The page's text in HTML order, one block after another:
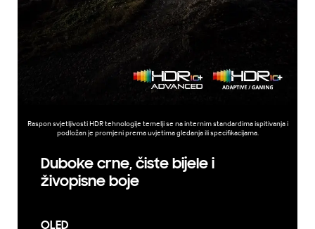
Raspon svjetljivosti HDR tehnologije temelji se na internim standardima ispitivanja i
podložan je promjeni prema uvjetima gledanja ili specifikacijama.
Duboke crne, čiste bijele i
živopisne boje
OLED